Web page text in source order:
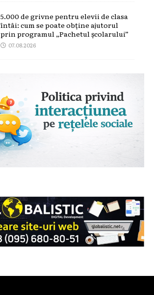
5.000 de grivne pentru elevii de clasa
întâi: cum se poate obține ajutorul
prin programul „Pachetul școlarului”
07.08.2026